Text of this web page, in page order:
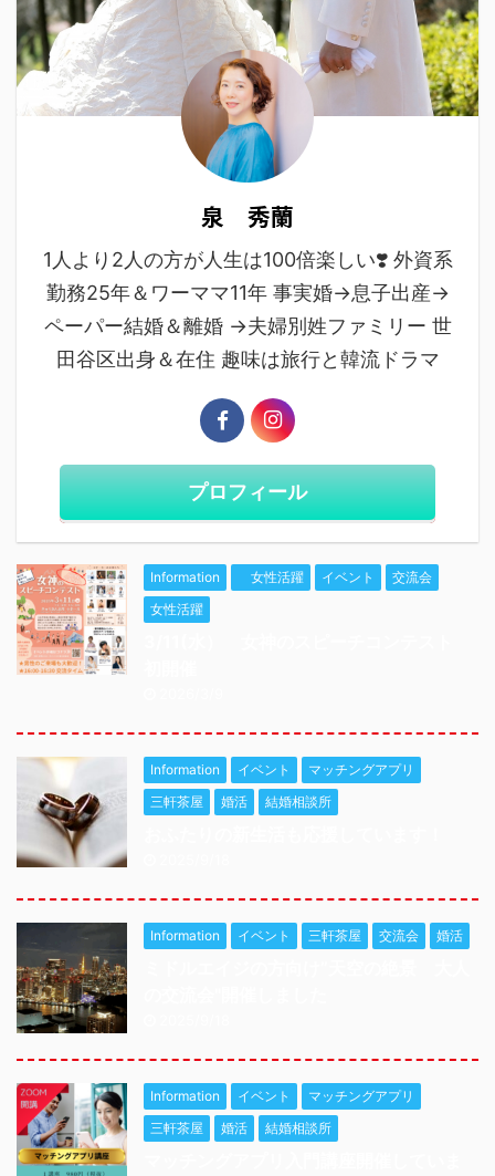
泉 秀蘭
1人より2人の方が人生は100倍楽しい❣️ 外資系
勤務25年＆ワーママ11年 事実婚→息子出産→
ペーパー結婚＆離婚 →夫婦別姓ファミリー 世
田谷区出身＆在住 趣味は旅行と韓流ドラマ
プロフィール
Information 女性活躍 イベント
交流会
女性活躍
Information イベント
マッチングアプリ
三軒茶屋
婚活 結婚相談所
Information イベント 三軒茶屋 交流会 婚活
Information イベント
マッチングアプリ
三軒茶屋
婚活 結婚相談所